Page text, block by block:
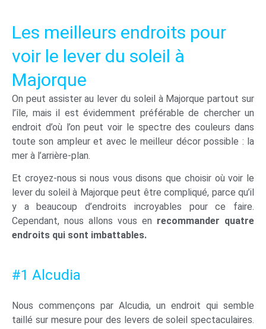
Les meilleurs endroits pour
voir le lever du soleil à
Majorque
On peut assister au lever du soleil à Majorque partout sur
l’île, mais il est évidemment préférable de chercher un
endroit d’où l’on peut voir le spectre des couleurs dans
toute son ampleur et avec le meilleur décor possible : la
mer à l’arrière-plan.
Et croyez-nous si nous vous disons que choisir où voir le
lever du soleil à Majorque peut être compliqué, parce qu’il
y a beaucoup d’endroits incroyables pour ce faire.
Cependant, nous allons vous en recommander quatre
endroits qui sont imbattables.
#1 Alcudia
Nous commençons par Alcudia, un endroit qui semble
taillé sur mesure pour des levers de soleil spectaculaires.